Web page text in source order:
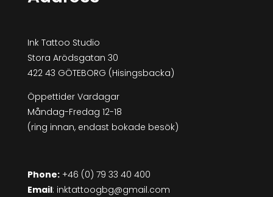
Ink Tattoo Studio
Stora Arödsgatan 30
422 43 GÖTEBORG (Hisingsbacka)
Öppettider Vardagar
Måndag-Fredag 12-18
(ring innan, endast bokade besök)
Phone:+46 (0) 79 33 40 400
Email: inktattoogbg@gmail.com